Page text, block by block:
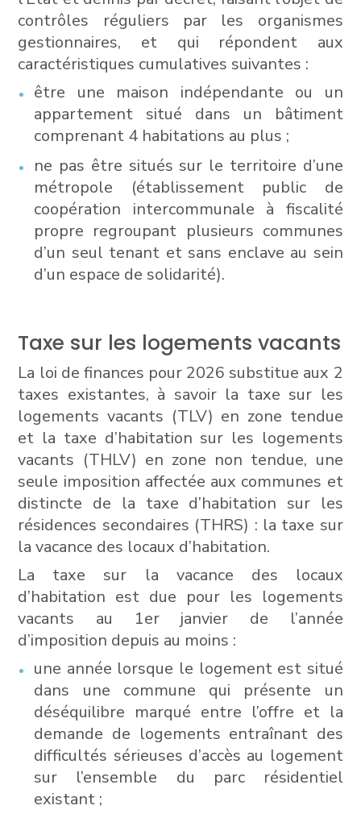
contrôles réguliers par les organismes
gestionnaires, et qui répondent aux
caractéristiques cumulatives suivantes :
être une maison indépendante ou un
appartement situé dans un bâtiment
comprenant 4 habitations au plus ;
ne pas être situés sur le territoire d’une
métropole (établissement public de
coopération intercommunale à fiscalité
propre regroupant plusieurs communes
d’un seul tenant et sans enclave au sein
d’un espace de solidarité).
Taxe sur les logements vacants
La loi de finances pour 2026 substitue aux 2
taxes existantes, à savoir la taxe sur les
logements vacants (TLV) en zone tendue
et la taxe d’habitation sur les logements
vacants (THLV) en zone non tendue, une
seule imposition affectée aux communes et
distincte de la taxe d’habitation sur les
résidences secondaires (THRS) : la taxe sur
la vacance des locaux d’habitation.
La taxe sur la vacance des locaux
d’habitation est due pour les logements
vacants au 1er janvier de l’année
d’imposition depuis au moins :
une année lorsque le logement est situé
dans une commune qui présente un
déséquilibre marqué entre l’offre et la
demande de logements entraînant des
difficultés sérieuses d’accès au logement
sur l’ensemble du parc résidentiel
existant ;